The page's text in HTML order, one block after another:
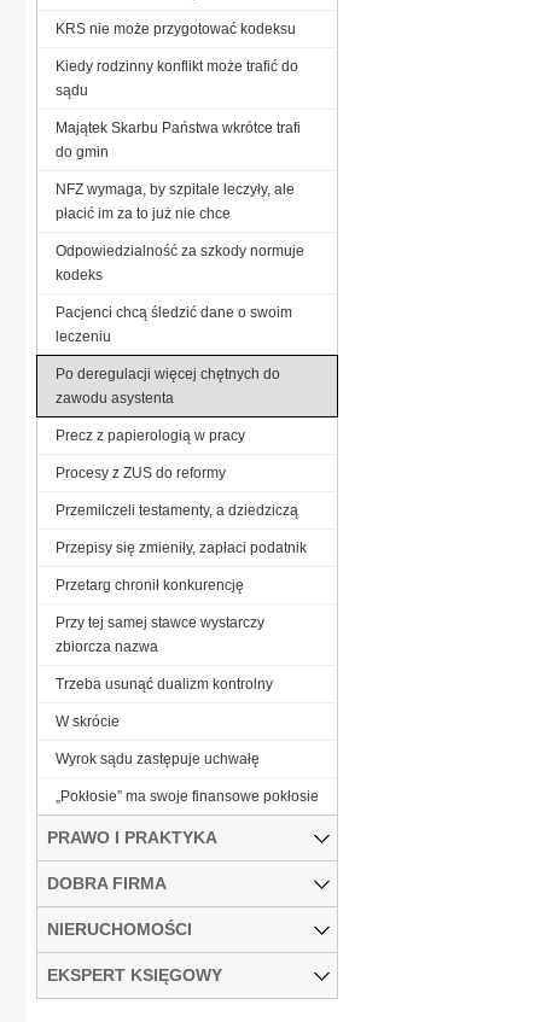
KRS nie może przygotować kodeksu
Kiedy rodzinny konflikt może trafić do
sądu
Majątek Skarbu Państwa wkrótce trafi
do gmin
NFZ wymaga, by szpitale leczyły, ale
płacić im za to już nie chce
Odpowiedzialność za szkody normuje
kodeks
Pacjenci chcą śledzić dane o swoim
leczeniu
Po deregulacji więcej chętnych do
zawodu asystenta
Precz z papierologią w pracy
Procesy z ZUS do reformy
Przemilczeli testamenty, a dziedziczą
Przepisy się zmieniły, zapłaci podatnik
Przetarg chronił konkurencję
Przy tej samej stawce wystarczy
zbiorcza nazwa
Trzeba usunąć dualizm kontrolny
W skrócie
Wyrok sądu zastępuje uchwałę
„Pokłosie” ma swoje finansowe pokłosie
PRAWO I PRAKTYKA
DOBRA FIRMA
NIERUCHOMOŚCI
EKSPERT KSIĘGOWY